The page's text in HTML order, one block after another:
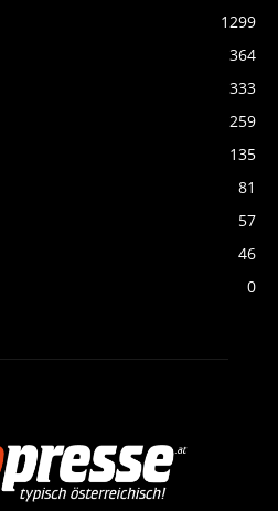
1299
364
333
259
135
81
57
46
0